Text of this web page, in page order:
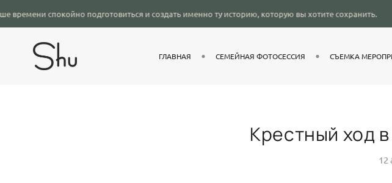
ГЛАВНАЯ СЕМЕЙНАЯ ФОТОСЕССИЯ СЪЕМКА
Крестный ход
12
подготовиться и создать именно ту историю, которую вы хотите сохранить.